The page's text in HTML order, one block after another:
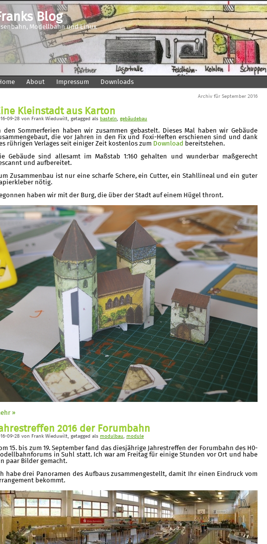
Blog
Modellbahn und Linux
About Impressum Downloads
Archiv für September 2016
Kleinstadt aus Karton
09-28 von Frank Wieduwilt, getagged als basteln, gebäudebau
den Sommerferien haben wir zusammen gebastelt. Dieses Mal haben wir Gebäude
die vor Jahren in den Fix und Foxi-Heften erschienen sind und dank
rührigen Verlages seit einiger Zeit kostenlos zum Download bereitstehen.
Gebäude sind allesamt im Maßstab 1:160 gehalten und wunderbar maßgerecht
und aufbereitet.
Zusammenbau ist nur eine scharfe Schere, ein Cutter, ein Stahllineal und ein guter
nötig.
haben wir mit der Burg, die über der Stadt auf einem Hügel thront.
»
2016 der Forumbahn
09-28 von Frank Wieduwilt, getagged als modulbau, module
15. bis zum 19. September fand das diesjährige Jahrestreffen der Forumbahn des H0-
in Suhl statt. Ich war am Freitag für einige Stunden vor Ort und habe
paar Bilder gemacht.
habe drei Panoramen des Aufbaus zusammengestellt, damit Ihr einen Eindruck vom
bekommt.